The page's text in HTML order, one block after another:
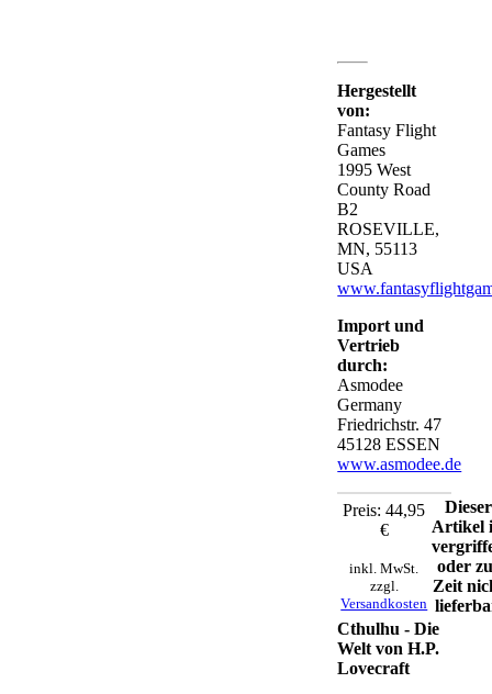
Hergestellt
von:
Fantasy Flight
Games
1995 West
County Road
B2
ROSEVILLE,
MN, 55113
USA
Import und
Vertrieb
durch:
Asmodee
Germany
Friedrichstr. 47
45128 ESSEN
www.asmodee.de
Preis: 44,95
€
inkl. MwSt.
zzgl.
Versandkosten
Dieser
Artikel
oder
Zeit
Cthulhu - Die
Welt von H.P.
Lovecraft